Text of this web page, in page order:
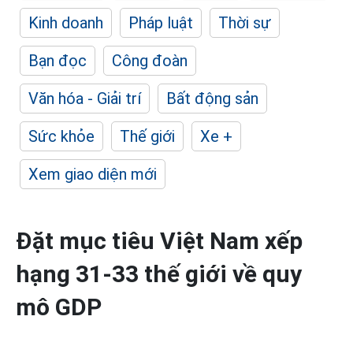
Kinh doanh
Pháp luật
Thời sự
Bạn đọc
Công đoàn
Văn hóa - Giải trí
Bất động sản
Sức khỏe
Thế giới
Xe +
Xem giao diện mới
Đặt mục tiêu Việt Nam xếp
hạng 31-33 thế giới về quy
mô GDP